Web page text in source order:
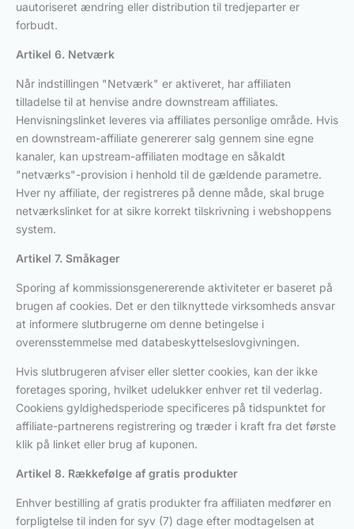
uautoriseret ændring eller distribution til tredjeparter er
forbudt.
Artikel 6. Netværk
Når indstillingen "Netværk" er aktiveret, har affiliaten
tilladelse til at henvise andre downstream affiliates.
Henvisningslinket leveres via affiliates personlige område. Hvis
en downstream-affiliate genererer salg gennem sine egne
kanaler, kan upstream-affiliaten modtage en såkaldt
"netværks"-provision i henhold til de gældende parametre.
Hver ny affiliate, der registreres på denne måde, skal bruge
netværkslinket for at sikre korrekt tilskrivning i webshoppens
system.
Artikel 7. Småkager
Sporing af kommissionsgenererende aktiviteter er baseret på
brugen af cookies. Det er den tilknyttede virksomheds ansvar
at informere slutbrugerne om denne betingelse i
overensstemmelse med databeskyttelseslovgivningen.
Hvis slutbrugeren afviser eller sletter cookies, kan der ikke
foretages sporing, hvilket udelukker enhver ret til vederlag.
Cookiens gyldighedsperiode specificeres på tidspunktet for
affiliate-partnerens registrering og træder i kraft fra det første
klik på linket eller brug af kuponen.
Artikel 8. Rækkefølge af gratis produkter
Enhver bestilling af gratis produkter fra affiliaten medfører en
forpligtelse til inden for syv (7) dage efter modtagelsen at